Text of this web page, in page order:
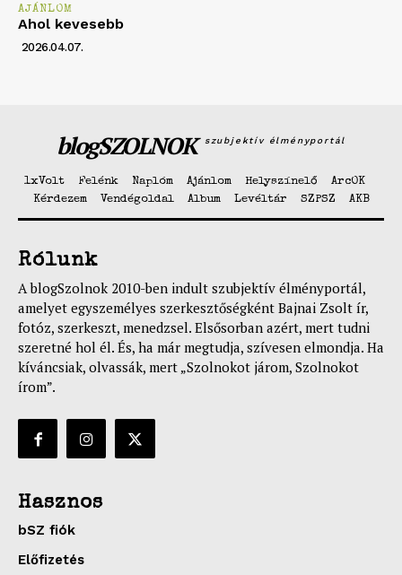
AJÁNLOM
Ahol kevesebb
2026.04.07.
blogSZOLNOK szubjektív élményportál
1xVolt Felénk Naplóm Ajánlom Helyszínelő
ArcOK
Kérdezem
Vendégoldal Album Levéltár SZPSZ AKB
Rólunk
A blogSzolnok 2010-ben indult szubjektív élményportál,
amelyet egyszemélyes szerkesztőségként Bajnai Zsolt ír,
fotóz, szerkeszt, menedzsel. Elsősorban azért, mert tudni
szeretné hol él. És, ha már megtudja, szívesen elmondja. Ha
kíváncsiak, olvassák, mert „Szolnokot járom, Szolnokot
írom”.
Hasznos
bSZ fiók
Előfizetés